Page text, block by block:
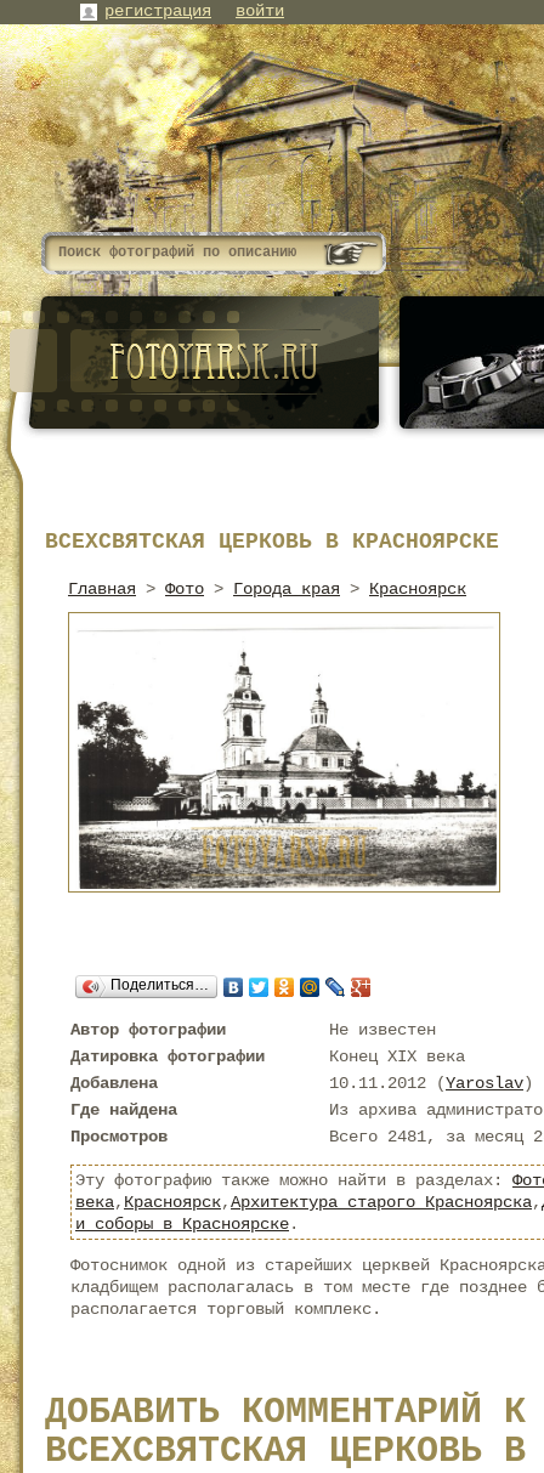
ВСЕХСВЯТСКАЯ ЦЕРКОВЬ В КРАСНОЯРСКЕ
Главная > Фото > Города края > Красноярск
Поделиться…
Автор фотографии
Не известен
Датировка фотографии
Конец XIX века
Добавлена
10.11.2012 (Yaroslav)
Где найдена
Из архива
Просмотров
Всего 2481, за месяц
Эту фотографию также можно найти в разделах:
века, Красноярск,Архитектура старого Красноярска,
и соборы в Красноярске.
Фотоснимок одной из старейших церквей
кладбищем располагалась в том месте где
располагается торговый комплекс.
ДОБАВИТЬ КОММЕНТАРИЙ
ВСЕХСВЯТСКАЯ ЦЕРКОВЬ В
регистрация войти